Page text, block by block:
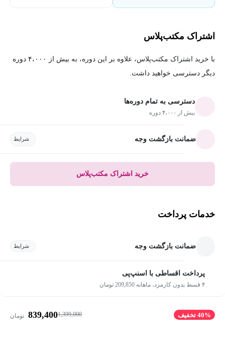
اشتراک مکتب‌پلاس
با خرید اشتراک مکتب‌پلاس، علاوه بر این دوره، به بیش از ۴،۰۰۰ دوره
دیگر دسترسی خواهید داشت.
دسترسی به تمام دوره‌ها
بیش از ۴،۰۰۰ دوره
ضمانت بازگشت وجه شرایط
خرید اشتراک مکتب‌پلاس
خدمات پرداخت
ضمانت بازگشت وجه شرایط
پرداخت اقساطی با اسنپ‌پی
۴ قسط بدون کارمزد، ماهانه 209,850 تومان
40% تخفیف 1,399,000
839,400 تومان